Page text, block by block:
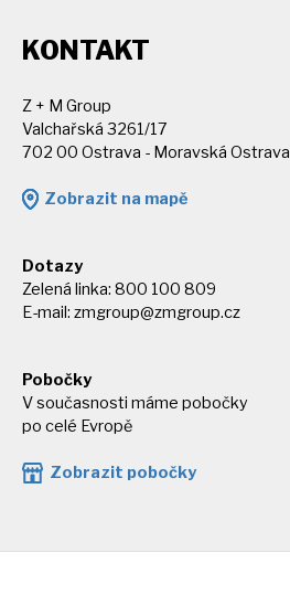
KONTAKT
Z + M Group
Valchařská 3261/17
702 00 Ostrava - Moravská Ostrava
Zobrazit na mapě
Dotazy
Zelená linka: 800 100 809
E-mail: zmgroup@zmgroup.cz
Pobočky
V současnosti máme pobočky
po celé Evropě
Zobrazit pobočky